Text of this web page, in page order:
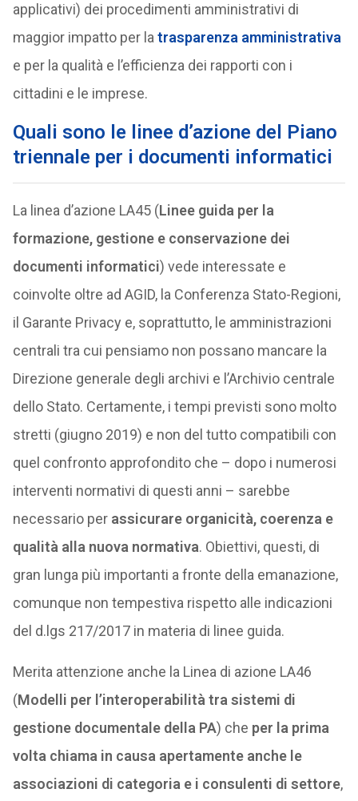
applicativi) dei procedimenti amministrativi di
maggior impatto per la trasparenza amministrativa
e per la qualità e l’efficienza dei rapporti con i
cittadini e le imprese.
Quali sono le linee d’azione del Piano
triennale per i documenti informatici
La linea d’azione LA45 (Linee guida per la
formazione, gestione e conservazione dei
documenti informatici) vede interessate e
coinvolte oltre ad AGID, la Conferenza Stato-Regioni,
il Garante Privacy e, soprattutto, le amministrazioni
centrali tra cui pensiamo non possano mancare la
Direzione generale degli archivi e l’Archivio centrale
dello Stato. Certamente, i tempi previsti sono molto
stretti (giugno 2019) e non del tutto compatibili con
quel confronto approfondito che – dopo i numerosi
interventi normativi di questi anni – sarebbe
necessario per assicurare organicità, coerenza e
qualità alla nuova normativa. Obiettivi, questi, di
gran lunga più importanti a fronte della emanazione,
comunque non tempestiva rispetto alle indicazioni
del d.lgs 217/2017 in materia di linee guida.
Merita attenzione anche la Linea di azione LA46
(Modelli per l’interoperabilità tra sistemi di
gestione documentale della PA) che per la prima
volta chiama in causa apertamente anche le
associazioni di categoria e i consulenti di settore,